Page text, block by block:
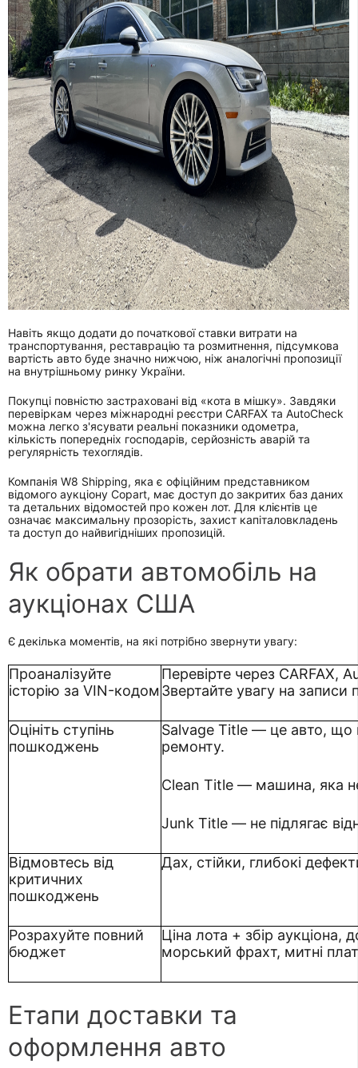
Навіть якщо додати до початкової ставки витрати на
транспортування, реставрацію та розмитнення, підсумкова
вартість авто буде значно нижчою, ніж аналогічні пропозиції
на внутрішньому ринку України.
Покупці повністю застраховані від «кота в мішку». Завдяки
перевіркам через міжнародні реєстри CARFAX та AutoCheck
можна легко з'ясувати реальні показники одометра,
кількість попередніх господарів, серйозність аварій та
регулярність техоглядів.
Компанія W8 Shipping, яка є офіційним представником
відомого аукціону Copart, має доступ до закритих баз даних
та детальних відомостей про кожен лот. Для клієнтів це
означає максимальну прозорість, захист капіталовкладень
та доступ до найвигідніших пропозицій.
Як обрати автомобіль на
аукціонах США
Є декілька моментів, на які потрібно звернути увагу:
Проаналізуйте
історію за VIN-кодом
Перевірте через CARFAX,
Звертайте увагу на
Оцініть ступінь
пошкоджень
Salvage Title — це авто, що
ремонту.
Clean Title — машина, яка
Junk Title — не підлягає
Відмовтесь від
критичних
пошкоджень
Дах, стійки, глибокі
Розрахуйте повний
бюджет
Ціна лота + збір аукціона,
морський фрахт, митні
Етапи доставки та
оформлення авто